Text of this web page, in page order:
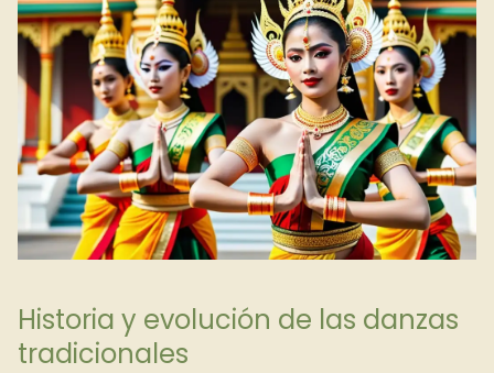
Historia y evolución de las danzas
tradicionales